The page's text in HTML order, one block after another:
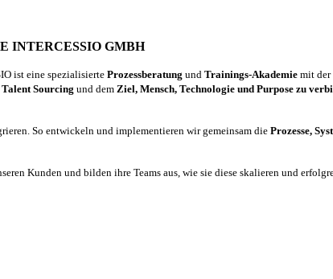
INTERCESSIO GMBH
ist eine spezialisierteProzessberatung und Trainings-Akademie mit der
Talent Sourcing und dem Ziel, Mensch, Technologie und Purpose zu
So entwickeln und implementieren wir gemeinsam die Prozesse,
Kunden und bilden ihre Teams aus, wie sie diese skalieren und